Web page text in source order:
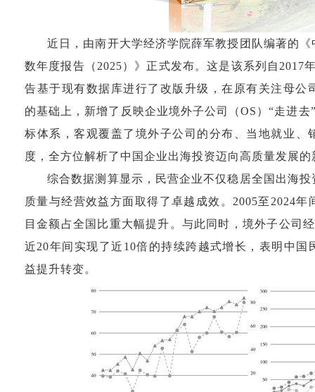
近日，由南开大学经济学院薛军教授团队编著的
数年度报告（2025）》正式发布。这是该系列自2017
告基于现有数据库进行了改版升级，在原有关注母公
的基础上，新增了反映企业境外子公司（OS）“走进
标体系，客观覆盖了境外子公司的分布、当地就业、
度，全方位解析了中国企业出海投资迈向高质量发展
综合数据测算显示，民营企业不仅稳居全国出海
质量与经营效益方面取得了卓越成效。2005至2024
目金额占全国比重大幅提升。与此同时，境外子公司
近20年间实现了近10倍的持续跨越式增长，表明中国
益提升转变。